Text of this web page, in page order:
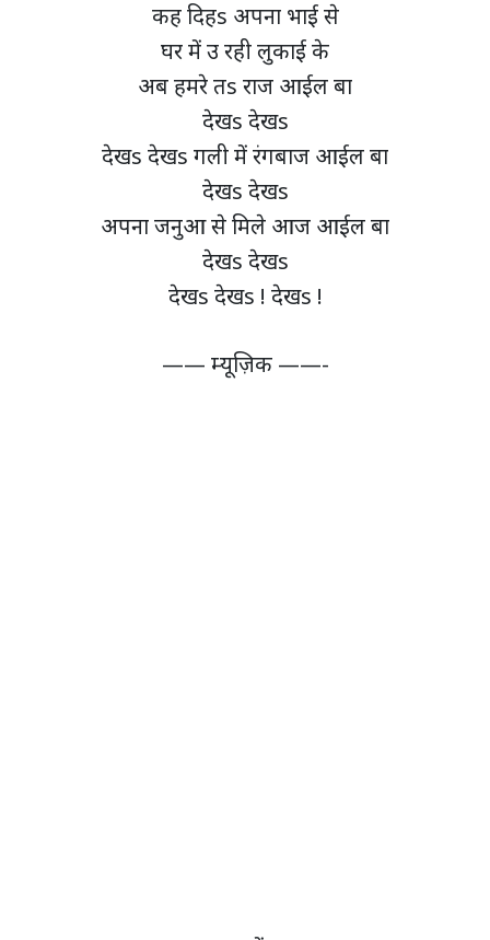
कह दिहs अपना भाई से
घर में उ रही लुकाई के
अब हमरे तs राज आईल बा
देखs देखs
देखs देखs गली में रंगबाज आईल बा
देखs देखs
अपना जनुआ से मिले आज आईल बा
देखs देखs
देखs देखs ! देखs !
—— म्यूज़िक ——-